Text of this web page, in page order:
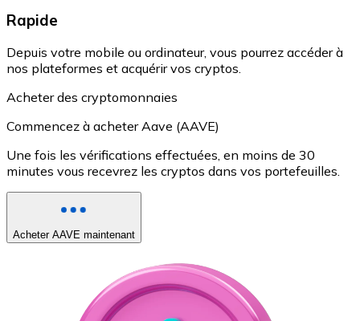
Rapide
Depuis votre mobile ou ordinateur, vous pourrez accéder à
nos plateformes et acquérir vos cryptos.
Acheter des cryptomonnaies
Commencez à acheter Aave (AAVE)
Une fois les vérifications effectuées, en moins de 30
minutes vous recevrez les cryptos dans vos portefeuilles.
Acheter AAVE maintenant